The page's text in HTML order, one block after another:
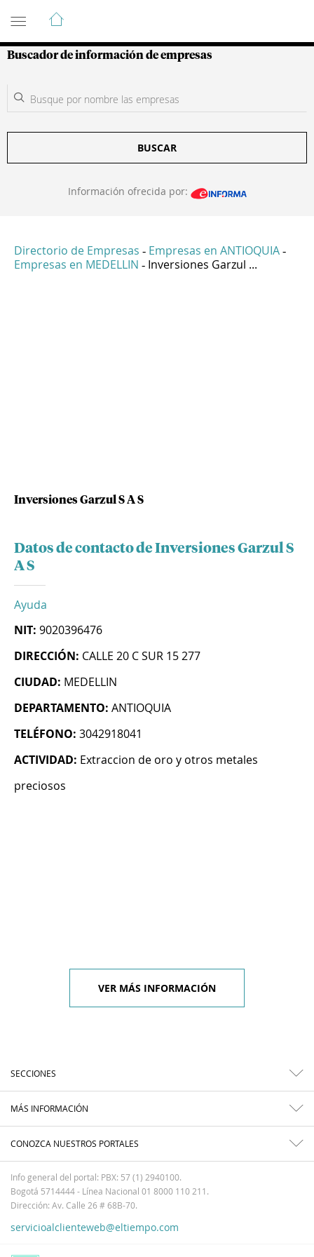
Guía de Empresas Colombianas
Buscador de información de empresas
BUSCAR
Información ofrecida por:
Directorio de Empresas - Empresas en ANTIOQUIA -
Empresas en MEDELLIN - Inversiones Garzul ...
Inversiones Garzul S A S
Datos de contacto de Inversiones Garzul S
A S
Ayuda
NIT: 9020396476
DIRECCIÓN: CALLE 20 C SUR 15 277
CIUDAD: MEDELLIN
DEPARTAMENTO: ANTIOQUIA
TELÉFONO: 3042918041
ACTIVIDAD: Extraccion de oro y otros metales
preciosos
VER MÁS INFORMACIÓN
SECCIONES
MÁS INFORMACIÓN
CONOZCA NUESTROS PORTALES
Info general del portal: PBX: 57 (1) 2940100.
Bogotá 5714444 - Línea Nacional 01 8000 110 211.
Dirección: Av. Calle 26 # 68B-70.
servicioalclienteweb@eltiempo.com